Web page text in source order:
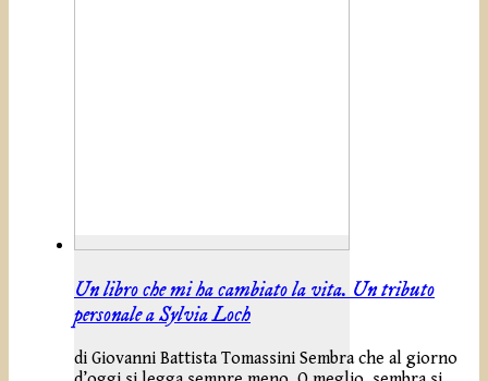
Un libro che mi ha cambiato la vita. Un tributo
personale a Sylvia Loch
di Giovanni Battista Tomassini Sembra che al giorno